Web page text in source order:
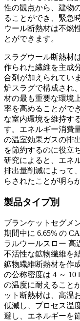
性の観点から、建物
ることができ、緊急
ウール断熱材は不燃
とができます。
スラグウール断熱材
作られた繊維を主成
合剤が加えられてい
炉スラグで構成され
材の最も重要な環境
率を高めることがで
な室内環境を維持す
す。エネルギー消費
の温室効果ガスの排
を節約するのに役立
研究によると、エネ
排出量削減によって
らされたことが明ら
製品タイプ別
ブランケットセグメ
期間中に 6.65% の
ラルウールスロー 高
不活性な鉱物繊維を
鉱物繊維断熱材を作
の公称密度は 4 ～ 10
の温度に耐えること
ット断熱材は、高温
低減し、プロセス温
避し、エネルギーを